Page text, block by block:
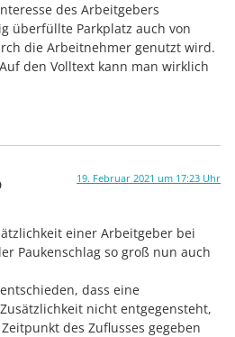
des Arbeitgebers
überfüllte Parkplatz auch von
die Arbeitnehmer genutzt wird.
den Volltext kann man wirklich
19. Februar 2021 um 17:23 Uhr
einer Arbeitgeber bei
Paukenschlag so groß nun auch
dass eine
nicht entgegensteht,
des Zuflusses gegeben